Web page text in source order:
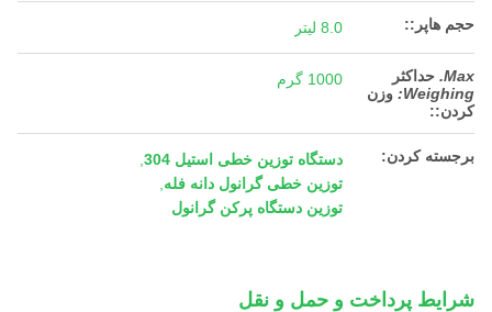
حجم هاپر:: 8.0 لیتر
Max. حداکثر
Weighing:
وزن
کردن::
1000 گرم
برجسته کردن: دستگاه توزین خطی استیل 304
توزین خطی گرانول دانه فله
توزین دستگاه پرکن گرانول
شرایط پرداخت و حمل و نقل